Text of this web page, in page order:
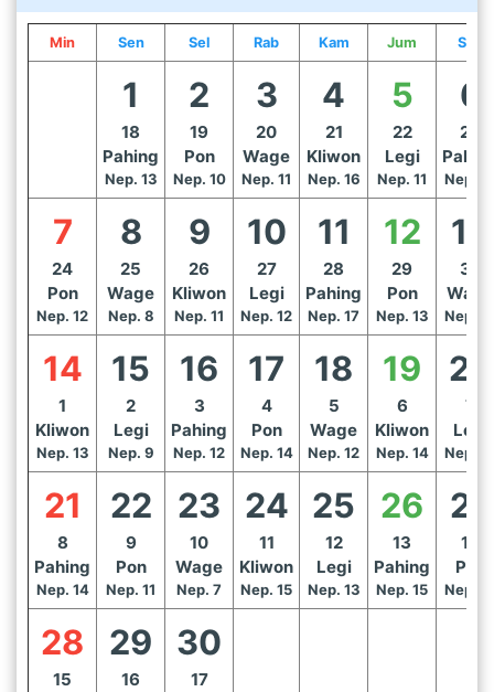
Min Sen Sel Rab Kam Jum Sab
1
18
Pahing
Nep. 13
2
19
Pon
Nep. 10
3
20
Wage
Nep. 11
4
21
Kliwon
Nep. 16
5
22
Legi
Nep. 11
6
23
Nep.
7
24
Pon
Nep. 12
8
25
Wage
Nep. 8
9
26
Kliwon
Nep. 11
10
27
Legi
Nep. 12
11
28
Pahing
Nep. 17
12
29
Pon
Nep. 13
13
30
Wage
Nep.
14
1
Kliwon
Nep. 13
15
2
Legi
Nep. 9
16
3
Pahing
Nep. 12
17
4
Pon
Nep. 14
18
5
Wage
Nep. 12
19
6
Kliwon
Nep. 14
20
7
Legi
Nep.
21
8
Pahing
Nep. 14
22
9
Pon
Nep. 11
23
10
Wage
Nep. 7
24
11
Kliwon
Nep. 15
25
12
Legi
Nep. 13
26
13
Pahing
Nep. 15
27
14
Pon
Nep.
28
15
29
16
30
17